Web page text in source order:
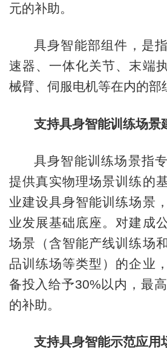
元的补助。
具身智能部组件，是
速器、一体化关节、末端
械臂、伺服电机等在内的部
支持具身智能训练场景
具身智能训练场景指
提供真实物理场景训练的
业建设具身智能训练场景
业发展基础底座。对建成
场景（含智能产线训练场
品训练场等类型）的企业
备投入给予30%以内，最
的补助。
支持具身智能示范应用